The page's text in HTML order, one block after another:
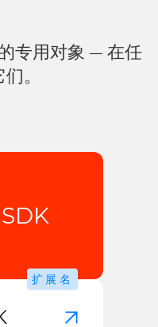
专用对象 — 在任
。
SDK
扩展名